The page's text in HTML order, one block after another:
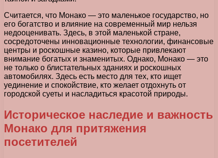
Считается, что Монако — это маленькое государство, но
его богатство и влияние на современный мир нельзя
недооценивать. Здесь, в этой маленькой стране,
сосредоточены инновационные технологии, финансовые
центры и роскошные казино, которые привлекают
внимание богатых и знаменитых. Однако, Монако — это
не только о блистательных зданиях и роскошных
автомобилях. Здесь есть место для тех, кто ищет
уединение и спокойствие, кто желает отдохнуть от
городской суеты и насладиться красотой природы.
Историческое наследие и важность
Монако для притяжения
посетителей